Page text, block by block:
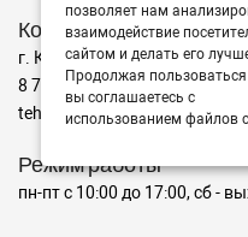
Контакты
г. Караганда ул. ул.
8 775 486 07 35
tehnologist.kz@mail.ru
Режим работы
пн-пт с 10:00 до 17:00, сб -
позволяет нам
взаимодействие
сайтом и делать его
Продолжая
вы соглашаетесь с
использованием файлов